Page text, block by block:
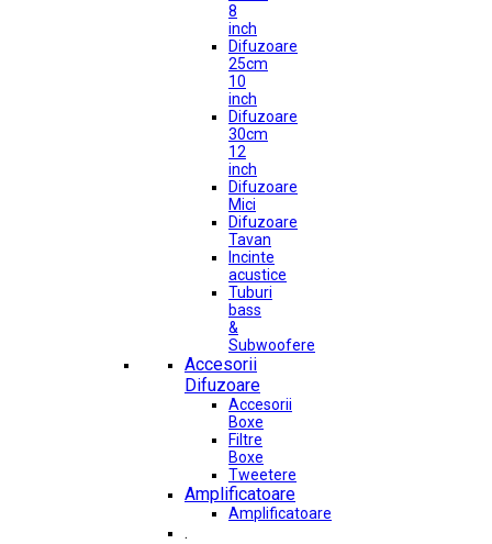
8
inch
Difuzoare
25cm
10
inch
Difuzoare
30cm
12
inch
Difuzoare
Mici
Difuzoare
Tavan
Incinte
acustice
Tuburi
bass
&
Subwoofere
Accesorii
Difuzoare
Accesorii
Boxe
Filtre
Boxe
Tweetere
Amplificatoare
Amplificatoare
.